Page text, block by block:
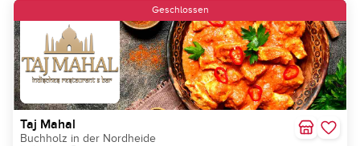
Geschlossen
Taj Mahal
Buchholz in der Nordheide